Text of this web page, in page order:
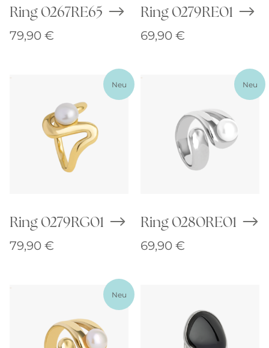
Ring 0267RE65
79,90 €
Ring 0279RE01
69,90 €
Neu
Ring 0279RG01
79,90 €
Neu
Ring 0280RE01
69,90 €
Neu